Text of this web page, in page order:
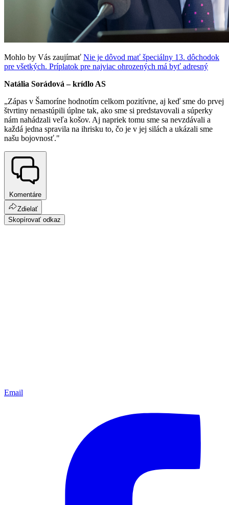
Mohlo by Vás zaujímať Nie je dôvod mať špeciálny 13. dôchodok
pre všetkých. Príplatok pre najviac ohrozených má byť adresný
Natália Sorádová – krídlo AS
„Zápas v Šamoríne hodnotím celkom pozitívne, aj keď sme do prvej
štvrtiny nenastúpili úplne tak, ako sme si predstavovali a súperky
nám nahádzali veľa košov. Aj napriek tomu sme sa nevzdávali a
každá jedna spravila na ihrisku to, čo je v jej silách a ukázali sme
našu bojovnosť."
Komentáre
Zdielať
Skopírovať odkaz
Email